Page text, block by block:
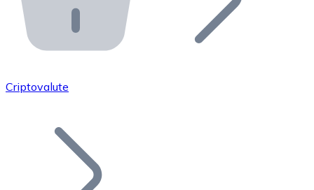
API Bitnovo
Integra la nostra API nel tuo ecosistema.
Unisciti alla nostra rete di rivenditori e
Aggiungi il token del tuo progetto al nostro servizio di
Criptovalute